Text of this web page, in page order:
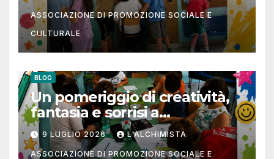
ASSOCIAZIONE DI PROMOZIONE SOCIALE E
CULTURALE
BLOG
Un pomeriggio di creatività,
fantasia e sorrisi a
L’Alchimista APS
9 LUGLIO 2026 L'ALCHIMISTA
ASSOCIAZIONE DI PROMOZIONE SOCIALE E